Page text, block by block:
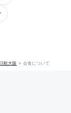
航大阪 会食について